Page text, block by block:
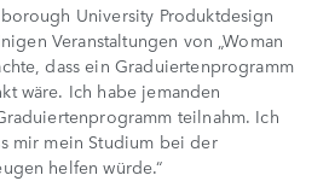
University Produktdesign
Veranstaltungen von „Woman
dass ein Graduiertenprogramm
wäre. Ich habe jemanden
teilnahm. Ich
mir mein Studium bei der
helfen würde.“